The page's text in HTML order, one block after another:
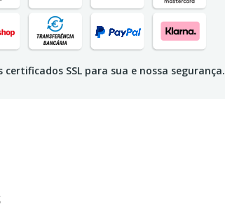
SSL para sua e nossa segurança.